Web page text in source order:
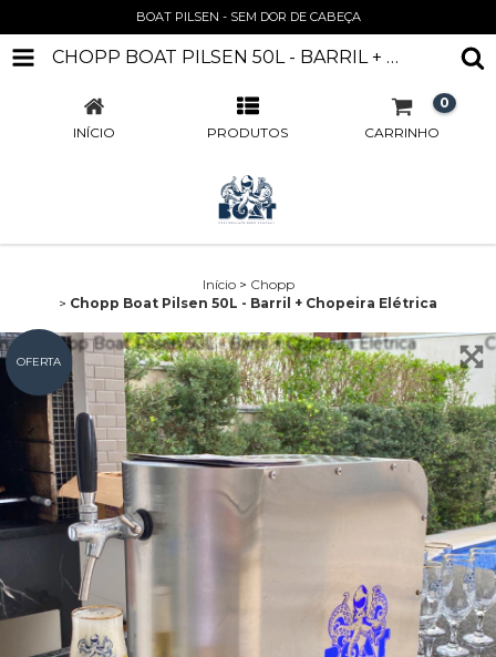
BOAT PILSEN - SEM DOR DE CABEÇA
CHOPP BOAT PILSEN 50L - BARRIL + CHOPEIRA ELÉTRICA
INÍCIO PRODUTOS CARRINHO
0
Início > Chopp
> Chopp Boat Pilsen 50L - Barril + Chopeira Elétrica
OFERTA